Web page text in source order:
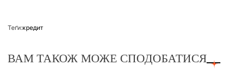
Теґи:кредит
ВАМ ТАКОЖ МОЖЕ СПОДОБАТИСЯ